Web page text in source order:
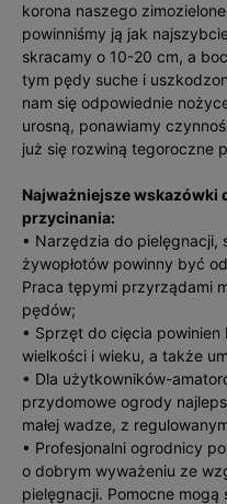
korona naszego
powinniśmy ją jak
skracamy o 10-20 cm, a
tym pędy suche i
nam się odpowiednie
urosną, ponawiamy
już się rozwiną tegoroczne
Najważniejsze wskazówki
przycinania:
• Narzędzia do
żywopłotów powinny być
Praca tępymi przyrządami
pędów;
• Sprzęt do cięcia
wielkości i wieku, a także
• Dla użytkowników-
przydomowe ogrody
małej wadze, z
• Profesjonalni ogrodnicy
o dobrym wyważeniu ze
pielęgnacji. Pomocne